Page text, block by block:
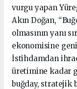
vurgu yapan
Akın Doğan,
olmasının yanı
ekonomisine
İstihdamdan
üretimine kadar
buğday, stratejik